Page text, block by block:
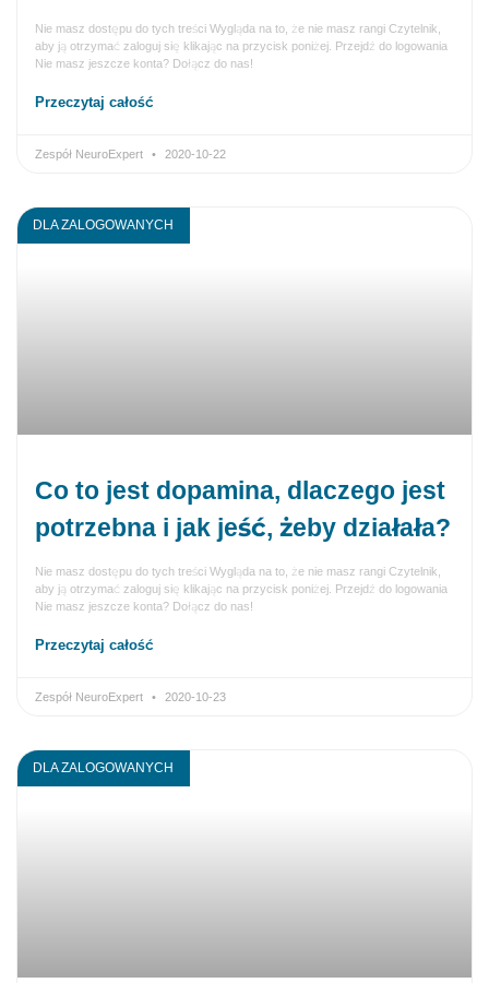
Nie masz dostępu do tych treści Wygląda na to, że nie masz rangi Czytelnik,
aby ją otrzymać zaloguj się klikając na przycisk poniżej. Przejdź do logowania
Nie masz jeszcze konta? Dołącz do nas!
Przeczytaj całość
Zespół NeuroExpert 2020-10-22
DLA ZALOGOWANYCH
Co to jest dopamina, dlaczego jest
potrzebna i jak jeść, żeby działała?
Nie masz dostępu do tych treści Wygląda na to, że nie masz rangi Czytelnik,
aby ją otrzymać zaloguj się klikając na przycisk poniżej. Przejdź do logowania
Nie masz jeszcze konta? Dołącz do nas!
Przeczytaj całość
Zespół NeuroExpert 2020-10-23
DLA ZALOGOWANYCH